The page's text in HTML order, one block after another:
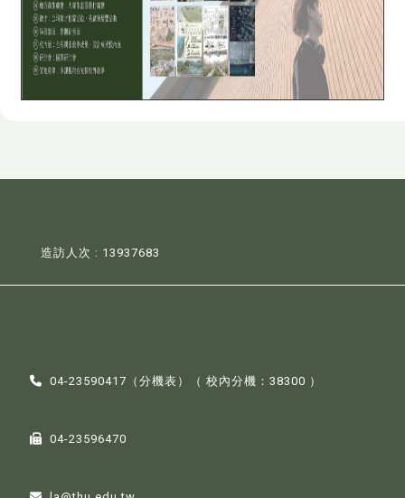
造訪人次 : 13937683
04-23590417（分機表 ）（ 校內分機：38300 ）
04-23596470